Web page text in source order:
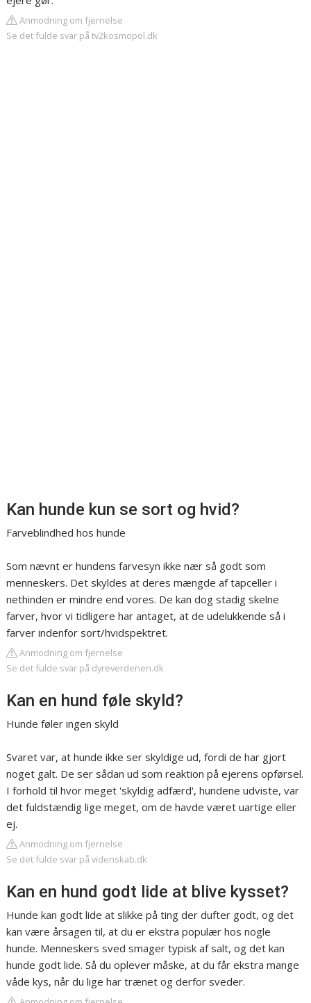
Anmodning om fjernelse
Se det fulde svar på tv2kosmopol.dk
Kan hunde kun se sort og hvid?
Farveblindhed hos hunde
Som nævnt er hundens farvesyn ikke nær så godt som
menneskers. Det skyldes at deres mængde af tapceller i
nethinden er mindre end vores. De kan dog stadig skelne
farver, hvor vi tidligere har antaget, at de udelukkende så i
farver indenfor sort/hvidspektret.
Anmodning om fjernelse
Se det fulde svar på dyreverdenen.dk
Kan en hund føle skyld?
Hunde føler ingen skyld
Svaret var, at hunde ikke ser skyldige ud, fordi de har gjort
noget galt. De ser sådan ud som reaktion på ejerens opførsel.
I forhold til hvor meget 'skyldig adfærd', hundene udviste, var
det fuldstændig lige meget, om de havde været uartige eller
ej.
Anmodning om fjernelse
Se det fulde svar på videnskab.dk
Kan en hund godt lide at blive kysset?
Hunde kan godt lide at slikke på ting der dufter godt, og det
kan være årsagen til, at du er ekstra populær hos nogle
hunde. Menneskers sved smager typisk af salt, og det kan
hunde godt lide. Så du oplever måske, at du får ekstra mange
våde kys, når du lige har trænet og derfor sveder.